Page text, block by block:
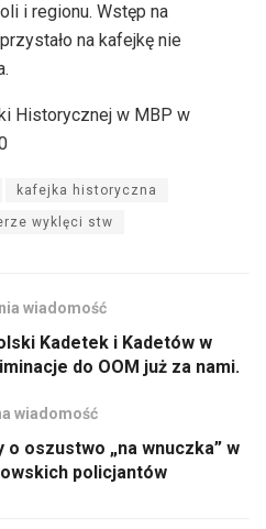
i regionu. Wstęp na
na kafejkę nie
Historycznej w MBP w
kafejka historyczna
wyklęci stw
wiadomość
Kadetek i Kadetów w
do OOM już za nami.
wiadomość
o oszustwo „na wnuczka” w
policjantów